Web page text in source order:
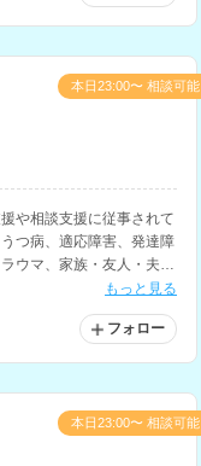
や相談支援に従事されて
つ病、適応障害、発達障
ウマ、家族・友人・夫
談などに対応されていま
もっと見る
フォロー
本日23:00〜 相談可能
本日23:00〜 相談可能